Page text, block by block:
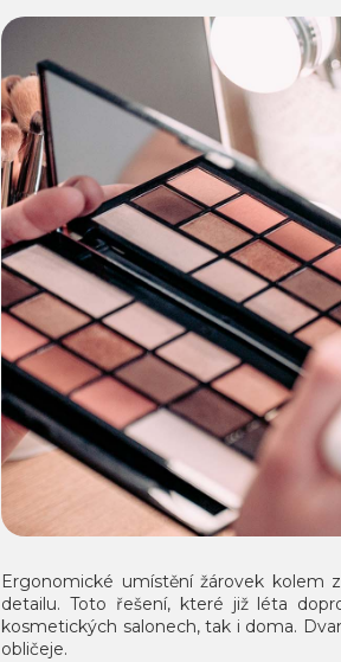
Ergonomické umístění žárovek kolem
detailu. Toto řešení, které již léta
kosmetických salonech, tak i doma.
obličeje.